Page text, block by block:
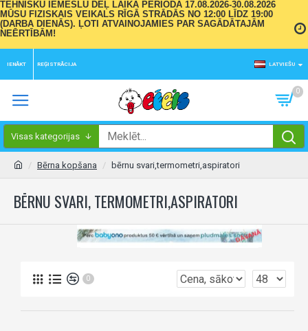
TEHNISKU IEMESLU DĒĻ LAIKA PERIODĀ 17.08.2026-30.08.2026
MŪSU FIZISKAIS VEIKALS RĪGĀ STRĀDĀS NO 12:00 LĪDZ 19:00
(DARBA DIENĀS). ĻOTI ATVAINOJAMIES PAR SAGĀDĀTAJĀM
NEĒRTĪBĀM!
IENĀKT REĢISTRĀCIJA LATVIEŠU
0
Visas kategorijas
Bērna kopšana bērnu svari,termometri,aspiratori
BĒRNU SVARI, TERMOMETRI,ASPIRATORI
0